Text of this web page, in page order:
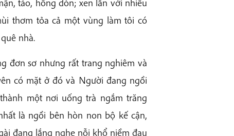
thơm tỏa cả một vùng làm tôi có
nhà.
đơn sơ nhưng rất trang nghiêm và
có mặt ở đó và Người đang ngồi
một nơi uống trà ngắm trăng
là ngồi bên hòn non bộ kế cận,
đang lắng nghe nỗi khổ niềm đau